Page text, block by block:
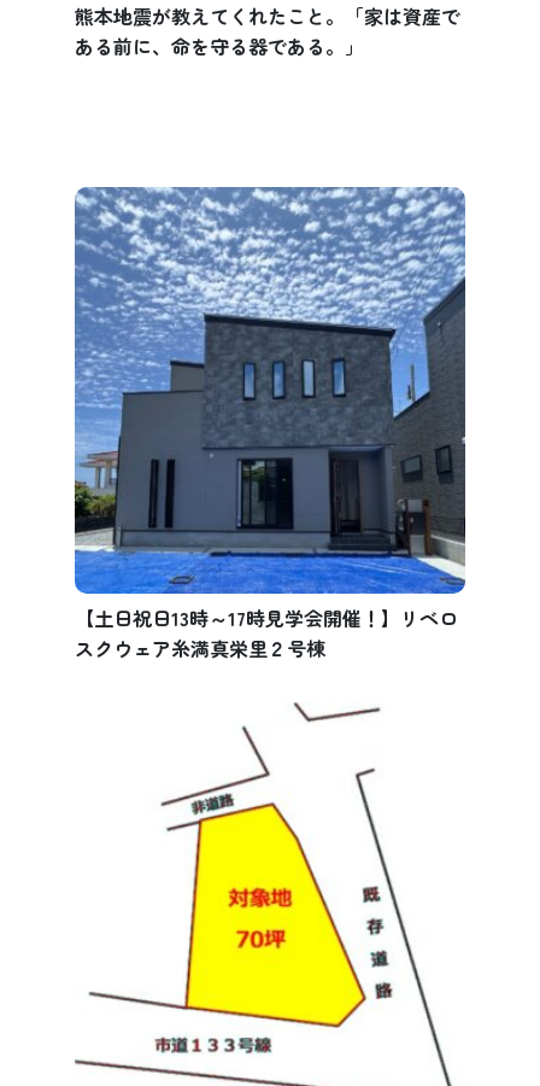
熊本地震が教えてくれたこと。「家は資産で
ある前に、命を守る器である。」
【土日祝日13時～17時見学会開催！】リベロ
スクウェア糸満真栄里２号棟